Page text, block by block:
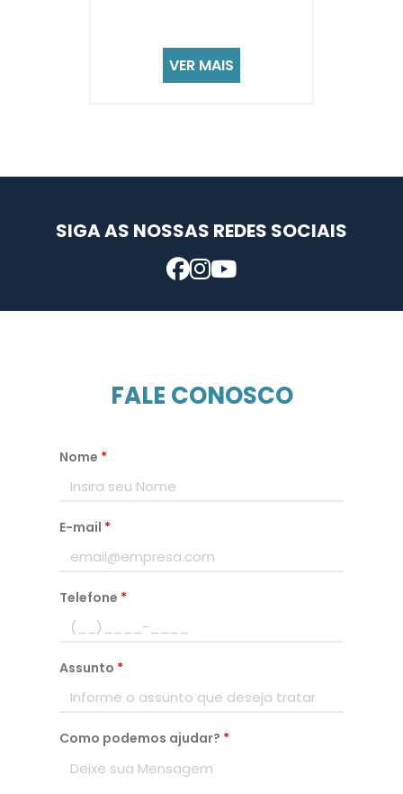
VER MAIS
SIGA AS NOSSAS REDES SOCIAIS
FALE CONOSCO
Nome *
E-mail *
Telefone *
Assunto *
Como podemos ajudar? *